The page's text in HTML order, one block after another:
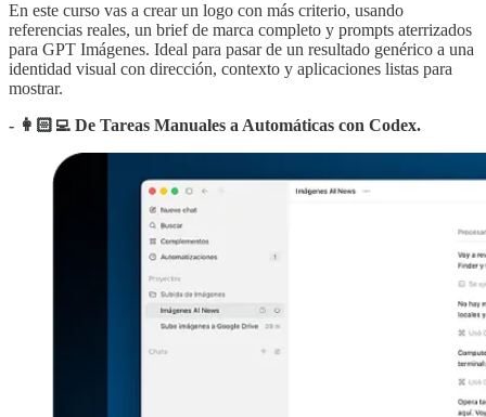
En este curso vas a crear un logo con más criterio, usando
referencias reales, un brief de marca completo y prompts aterrizados
para GPT Imágenes. Ideal para pasar de un resultado genérico a una
identidad visual con dirección, contexto y aplicaciones listas para
mostrar.
- 👩🏻‍💻 De Tareas Manuales a Automáticas con Codex.